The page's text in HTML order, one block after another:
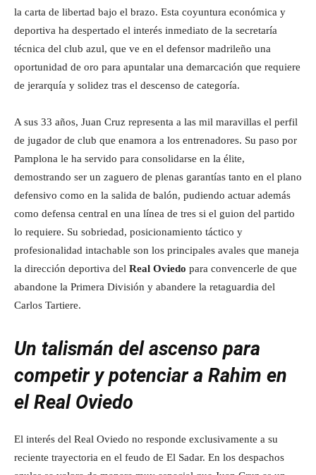
la carta de libertad bajo el brazo. Esta coyuntura económica y
deportiva ha despertado el interés inmediato de la secretaría
técnica del club azul, que ve en el defensor madrileño una
oportunidad de oro para apuntalar una demarcación que requiere
de jerarquía y solidez tras el descenso de categoría.
A sus 33 años, Juan Cruz representa a las mil maravillas el perfil
de jugador de club que enamora a los entrenadores. Su paso por
Pamplona le ha servido para consolidarse en la élite,
demostrando ser un zaguero de plenas garantías tanto en el plano
defensivo como en la salida de balón, pudiendo actuar además
como defensa central en una línea de tres si el guion del partido
lo requiere. Su sobriedad, posicionamiento táctico y
profesionalidad intachable son los principales avales que maneja
la dirección deportiva del Real Oviedo para convencerle de que
abandone la Primera División y abandere la retaguardia del
Carlos Tartiere.
Un talismán del ascenso para
competir y potenciar a Rahim en
el Real Oviedo
El interés del Real Oviedo no responde exclusivamente a su
reciente trayectoria en el feudo de El Sadar. En los despachos